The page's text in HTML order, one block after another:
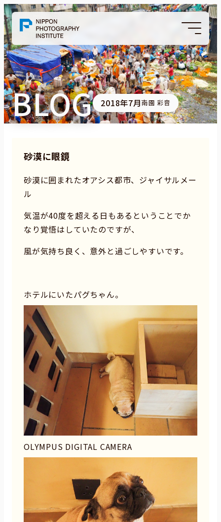
BLOG 2018年7月南園 彩音
砂漠に眼鏡
砂漠に囲まれたオアシス都市、ジャイサルメー
ル
気温が40度を超える日もあるということでか
なり覚悟はしていたのですが、
風が気持ち良く、意外と過ごしやすいです。
ホテルにいたパグちゃん。
OLYMPUS DIGITAL CAMERA